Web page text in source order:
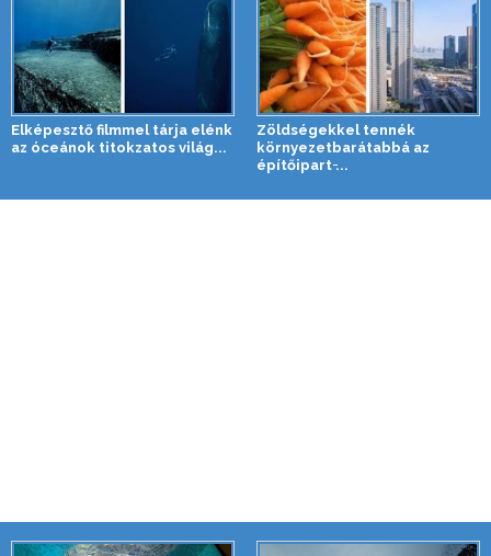
Elképesztő filmmel tárja elénk
az óceánok titokzatos világ...
Zöldségekkel tennék
környezetbarátabbá az
építőipart ̵...